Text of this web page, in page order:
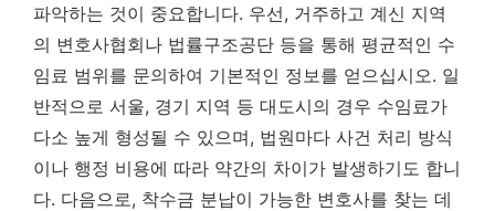
파악하는 것이 중요합니다. 우선, 거주하고 계신 지역
의 변호사협회나 법률구조공단 등을 통해 평균적인 수
임료 범위를 문의하여 기본적인 정보를 얻으십시오. 일
반적으로 서울, 경기 지역 등 대도시의 경우 수임료가
다소 높게 형성될 수 있으며, 법원마다 사건 처리 방식
이나 행정 비용에 따라 약간의 차이가 발생하기도 합니
다. 다음으로, 착수금 분납이 가능한 변호사를 찾는 데